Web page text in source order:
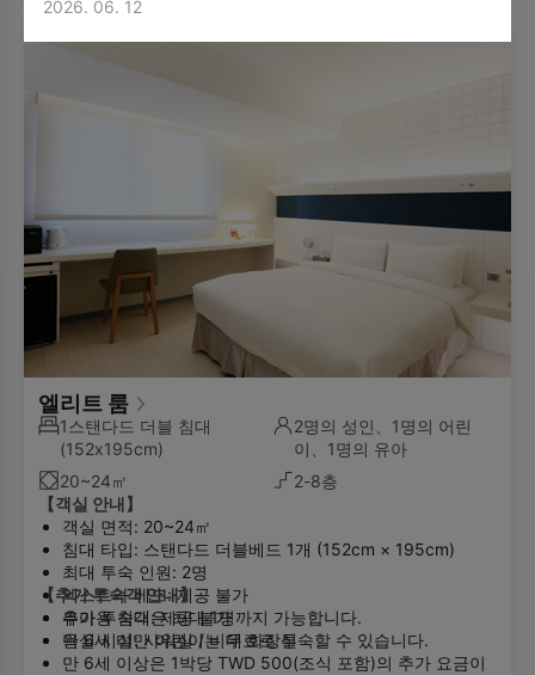
엘리트 룸
1스탠다드 더블 침대
(152x195cm)
2명의 성인、1명의 어린
이、1명의 유아
20~24㎡
2-8층
【객실 안내】
객실 면적: 20~24㎡
침대 타입: 스탠다드 더블베드 1개 (152cm × 195cm)
최대 투숙 인원: 2명
엑스트라 베드: 제공 불가
유아용 침대: 제공 불가
욕실 시설: 샤워실 / 비데 화장실
【추가 투숙객 안내】
추가 투숙객은 최대 1명까지 가능합니다.
만 6세 미만 어린이는 무료로 투숙할 수 있습니다.
만 6세 이상은 1박당 TWD 500(조식 포함)의 추가 요금이
2026. 06. 12